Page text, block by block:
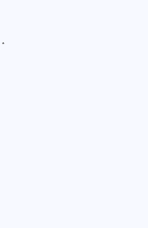
*